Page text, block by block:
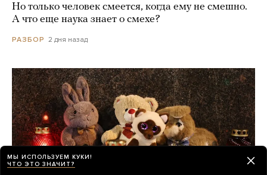
Но только человек смеется, когда ему не смешно.
А что еще наука знает о смехе?
РАЗБОР 2 дня назад
МЫ ИСПОЛЬЗУЕМ КУКИ!
ЧТО ЭТО ЗНАЧИТ?